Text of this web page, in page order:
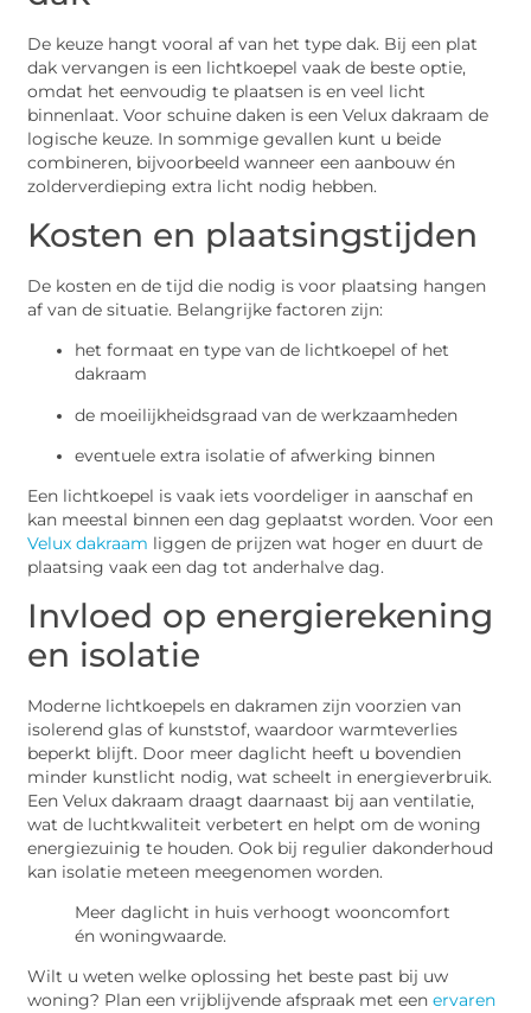
De keuze hangt vooral af van het type dak. Bij een plat
dak vervangen is een lichtkoepel vaak de beste optie,
omdat het eenvoudig te plaatsen is en veel licht
binnenlaat. Voor schuine daken is een Velux dakraam de
logische keuze. In sommige gevallen kunt u beide
combineren, bijvoorbeeld wanneer een aanbouw én
zolderverdieping extra licht nodig hebben.
Kosten en plaatsingstijden
De kosten en de tijd die nodig is voor plaatsing hangen
af van de situatie. Belangrijke factoren zijn:
het formaat en type van de lichtkoepel of het
dakraam
de moeilijkheidsgraad van de werkzaamheden
eventuele extra isolatie of afwerking binnen
Een lichtkoepel is vaak iets voordeliger in aanschaf en
kan meestal binnen een dag geplaatst worden. Voor een
Velux dakraam liggen de prijzen wat hoger en duurt de
plaatsing vaak een dag tot anderhalve dag.
Invloed op energierekening
en isolatie
Moderne lichtkoepels en dakramen zijn voorzien van
isolerend glas of kunststof, waardoor warmteverlies
beperkt blijft. Door meer daglicht heeft u bovendien
minder kunstlicht nodig, wat scheelt in energieverbruik.
Een Velux dakraam draagt daarnaast bij aan ventilatie,
wat de luchtkwaliteit verbetert en helpt om de woning
energiezuinig te houden. Ook bij regulier dakonderhoud
kan isolatie meteen meegenomen worden.
Meer daglicht in huis verhoogt wooncomfort
én woningwaarde.
Wilt u weten welke oplossing het beste past bij uw
woning? Plan een vrijblijvende afspraak met eenervaren